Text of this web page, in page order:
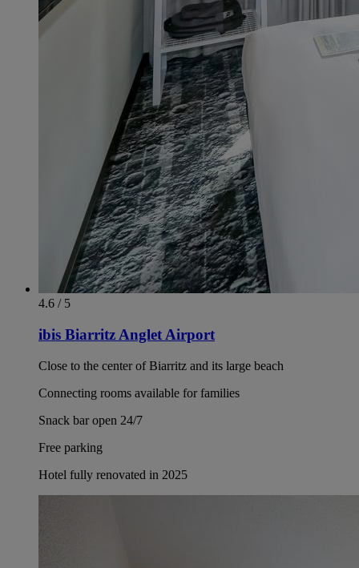
4.6 / 5
ibis Biarritz Anglet Airport
Close to the center of Biarritz and its large beach
Connecting rooms available for families
Snack bar open 24/7
Free parking
Hotel fully renovated in 2025